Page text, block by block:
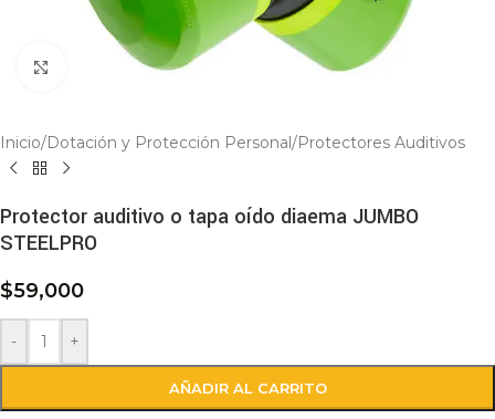
Click to enlarge
Inicio/Dotación y Protección Personal/Protectores Auditivos
Protector auditivo o tapa oído diaema JUMBO
STEELPRO
$59,000
- +
AÑADIR AL CARRITO